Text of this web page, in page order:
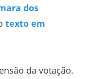
dos
texto em
da votação.